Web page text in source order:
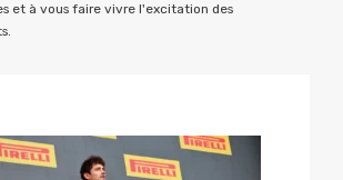
et à vous faire vivre l'excitation des